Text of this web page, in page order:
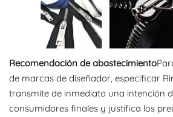
Recomendación de abastecimiento
de marcas de diseñador, especificar
transmite de inmediato una intención
consumidores finales y justifica los